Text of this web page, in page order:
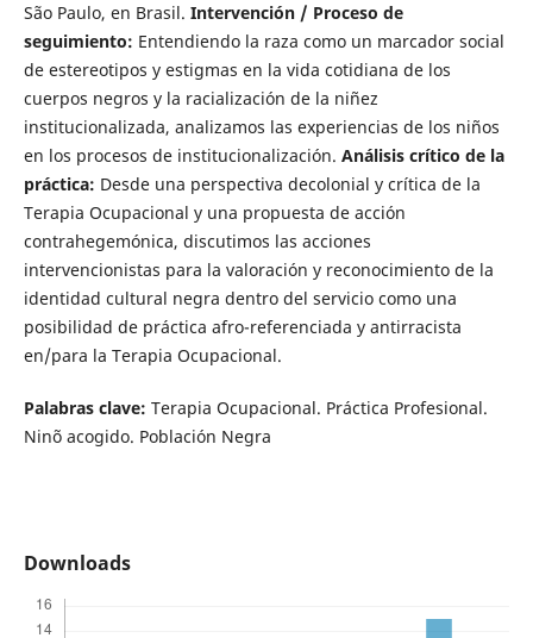
São Paulo, en Brasil. Intervención / Proceso de
seguimiento: Entendiendo la raza como un marcador social
de estereotipos y estigmas en la vida cotidiana de los
cuerpos negros y la racialización de la niñez
institucionalizada, analizamos las experiencias de los niños
en los procesos de institucionalización. Análisis crítico de la
práctica: Desde una perspectiva decolonial y crítica de la
Terapia Ocupacional y una propuesta de acción
contrahegemónica, discutimos las acciones
intervencionistas para la valoración y reconocimiento de la
identidad cultural negra dentro del servicio como una
posibilidad de práctica afro-referenciada y antirracista
en/para la Terapia Ocupacional.
Palabras clave: Terapia Ocupacional. Práctica Profesional.
Ninõ acogido. Población Negra
Downloads